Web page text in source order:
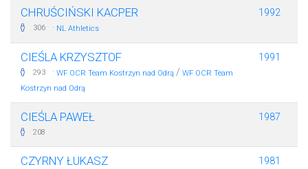
CHRUŚCIŃSKI KACPER
306 · NL Athletics
1992
CIEŚLA KRZYSZTOF
293 · WF OCR Team Kostrzyn nad Odrą / WF OCR Team
Kostrzyn nad Odrą
1991
CIEŚLA PAWEŁ
208
1987
CZYRNY ŁUKASZ 1981